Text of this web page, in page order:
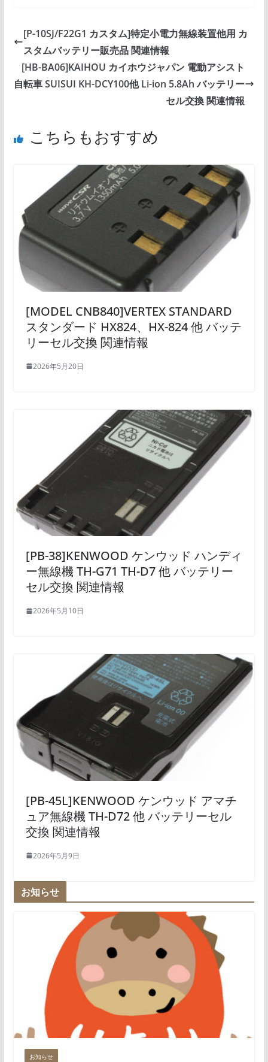
[P-10SJ/F22G1 カスタム]特定小電力無線装置他用 カ
スタムバッテリー販売品 関連情報
[HB-BA06]KAIHOU カイホウジャパン 電動アシスト
自転車 SUISUI KH-DCY100他 Li-ion 5.8Ah バッテリー
セル交換 関連情報
こちらもおすすめ
[MODEL CNB840]VERTEX STANDARD
スタンダード HX824、HX-824 他 バッテ
リーセル交換 関連情報
2026年5月20日
[PB-38]KENWOOD ケンウッド ハンディ
ー無線機 TH-G71 TH-D7 他 バッテリー
セル交換 関連情報
2026年5月10日
[PB-45L]KENWOOD ケンウッド アマチ
ュア無線機 TH-D72 他 バッテリーセル
交換 関連情報
2026年5月9日
お知らせ
お知らせ